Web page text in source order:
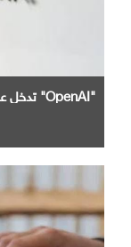
"OpenAI" تدخل علي خط الصراع مع أمازون